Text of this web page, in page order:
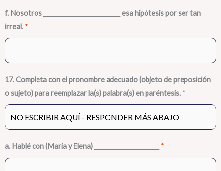
f. Nosotros __________________________ esa hipótesis por ser tan
irreal. *
17. Completa con el pronombre adecuado (objeto de preposición
o sujeto) para reemplazar la(s) palabra(s) en paréntesis. *
a. Hablé con (María y Elena) ______________________ *